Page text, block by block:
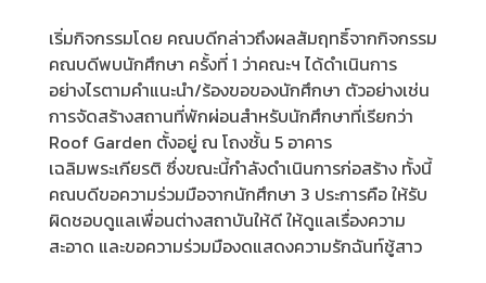
เริ่มกิจกรรมโดย คณบดีกล่าวถึงผลสัมฤทธิ์จากกิจกรรม
คณบดีพบนักศึกษา ครั้งที่ 1 ว่าคณะฯ ได้ดำเนินการ
อย่างไรตามคำแนะนำ/ร้องขอของนักศึกษา ตัวอย่างเช่น
การจัดสร้างสถานที่พักผ่อนสำหรับนักศึกษาที่เรียกว่า
Roof Garden ตั้งอยู่ ณ โถงชั้น 5 อาคาร
เฉลิมพระเกียรติ ซึ่งขณะนี้กำลังดำเนินการก่อสร้าง ทั้งนี้
คณบดีขอความร่วมมือจากนักศึกษา 3 ประการคือ ให้รับ
ผิดชอบดูแลเพื่อนต่างสถาบันให้ดี ให้ดูแลเรื่องความ
สะอาด และขอความร่วมมืองดแสดงความรักฉันท์ชู้สาว